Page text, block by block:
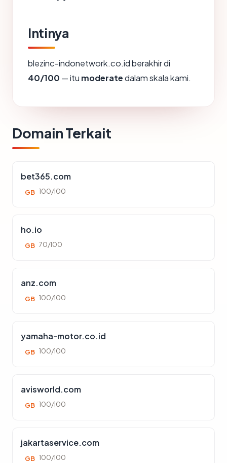
Intinya
blezinc-indonetwork.co.id berakhir di
40/100 — itu moderatedalam skala kami.
Domain Terkait
bet365.com
GB 100/100
ho.io
GB 70/100
anz.com
GB 100/100
yamaha-motor.co.id
GB 100/100
avisworld.com
GB 100/100
jakartaservice.com
GB 100/100